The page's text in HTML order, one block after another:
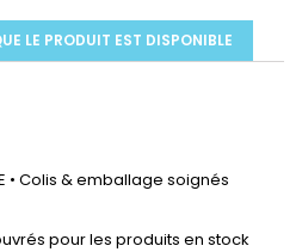
LE PRODUIT EST DISPONIBLE
• Colis & emballage soignés
pour les produits en stock